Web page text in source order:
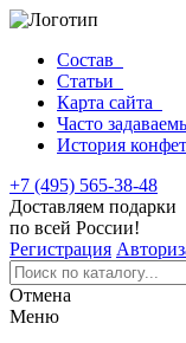
Состав
Статьи
Карта сайта
Часто
История конфет
+7 (495) 565-38-48
Доставляем подарки
по всей России!
Регистрация
Отмена
Меню